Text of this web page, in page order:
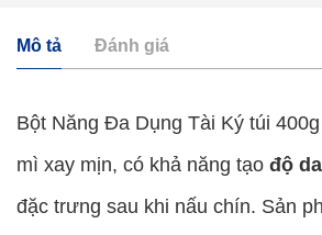
Mô tả Đánh giá
Bột Năng Đa Dụng Tài Ký túi
mì xay mịn, có khả năng tạo độ
đặc trưng sau khi nấu chín. Sản